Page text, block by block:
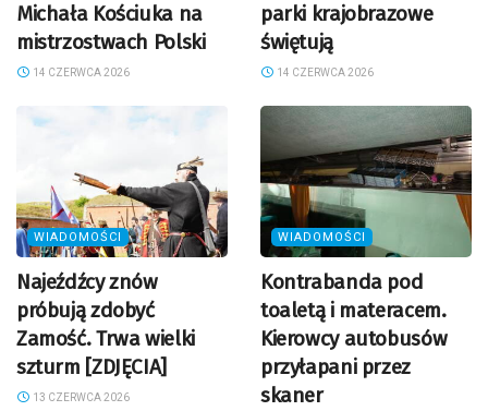
Michała Kościuka na
mistrzostwach Polski
14 CZERWCA 2026
parki krajobrazowe
świętują
14 CZERWCA 2026
WIADOMOŚCI
Najeźdźcy znów
próbują zdobyć
Zamość. Trwa wielki
szturm [ZDJĘCIA]
13 CZERWCA 2026
WIADOMOŚCI
Kontrabanda pod
toaletą i materacem.
Kierowcy autobusów
przyłapani przez
skaner